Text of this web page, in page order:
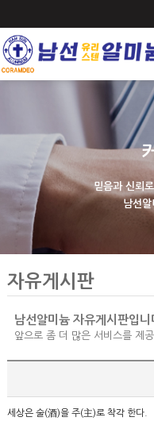
믿음과 신뢰
남선알
자유게시판
남선알미늄 자유게시판입니
앞으로 좀 더 많은 서비스를 제
세상은 술(酒)을 주(主)로 착각 한다.